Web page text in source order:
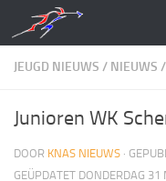
Doorgaan naar inhoud
JEUGD NIEUWS / NIEUWS /
Junioren WK
DOOR KNAS NIEUWS ·
GEÜPDATET DONDERDAG 31